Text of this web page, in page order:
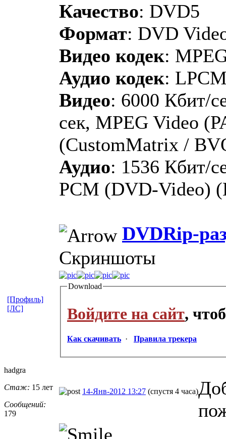
Качество: DVD5
Формат: DVD
Видео кодек:
Аудио кодек:
Видео: 6000 Кбит/
сек, MPEG Video
(CustomMatrix /
Аудио: 1536 Кбит/
PCM (DVD-Video)
DVDRip-
Скриншоты
Download
Войдите на сайт,
Как скачивать · Правила трекера
[Профиль]
[ЛС]
hadgra
Стаж: 15 лет
Сообщений:
179
14-Янв-2012 13:27 (спустя 4 часа)